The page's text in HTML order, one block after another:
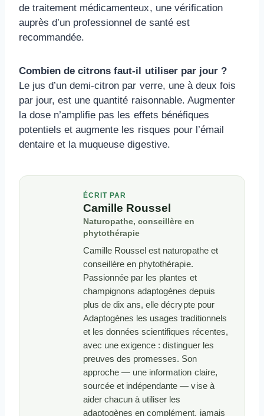
de traitement médicamenteux, une vérification
auprès d’un professionnel de santé est
recommandée.
Combien de citrons faut-il utiliser par jour ?
Le jus d’un demi-citron par verre, une à deux fois
par jour, est une quantité raisonnable. Augmenter
la dose n’amplifie pas les effets bénéfiques
potentiels et augmente les risques pour l’émail
dentaire et la muqueuse digestive.
ÉCRIT PAR
Camille Roussel
Naturopathe, conseillère en
phytothérapie
Camille Roussel est naturopathe et
conseillère en phytothérapie.
Passionnée par les plantes et
champignons adaptogènes depuis
plus de dix ans, elle décrypte pour
Adaptogènes les usages traditionnels
et les données scientifiques récentes,
avec une exigence : distinguer les
preuves des promesses. Son
approche — une information claire,
sourcée et indépendante — vise à
aider chacun à utiliser les
adaptogènes en complément, jamais